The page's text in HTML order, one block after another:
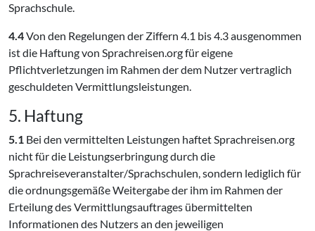
Sprachschule.
4.4Von den Regelungen der Ziffern 4.1 bis 4.3 ausgenommen
ist die Haftung von Sprachreisen.org für eigene
Pflichtverletzungen im Rahmen der dem Nutzer vertraglich
geschuldeten Vermittlungsleistungen.
5. Haftung
5.1 Bei den vermittelten Leistungen haftet Sprachreisen.org
nicht für die Leistungserbringung durch die
Sprachreiseveranstalter/Sprachschulen, sondern lediglich für
die ordnungsgemäße Weitergabe der ihm im Rahmen der
Erteilung des Vermittlungsauftrages übermittelten
Informationen des Nutzers an den jeweiligen